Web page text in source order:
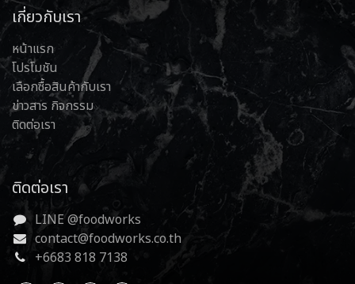
เกี่ยวกับเรา
หน้าแรก
โปรโมชัน
เลือกซื้อสินค้ากับเรา
ข่าวสาร กิจกรรม
ติดต่อเรา
ติดต่อเรา
LINE @foodworks
contact@foodworks.co.th
+6683 818 7138